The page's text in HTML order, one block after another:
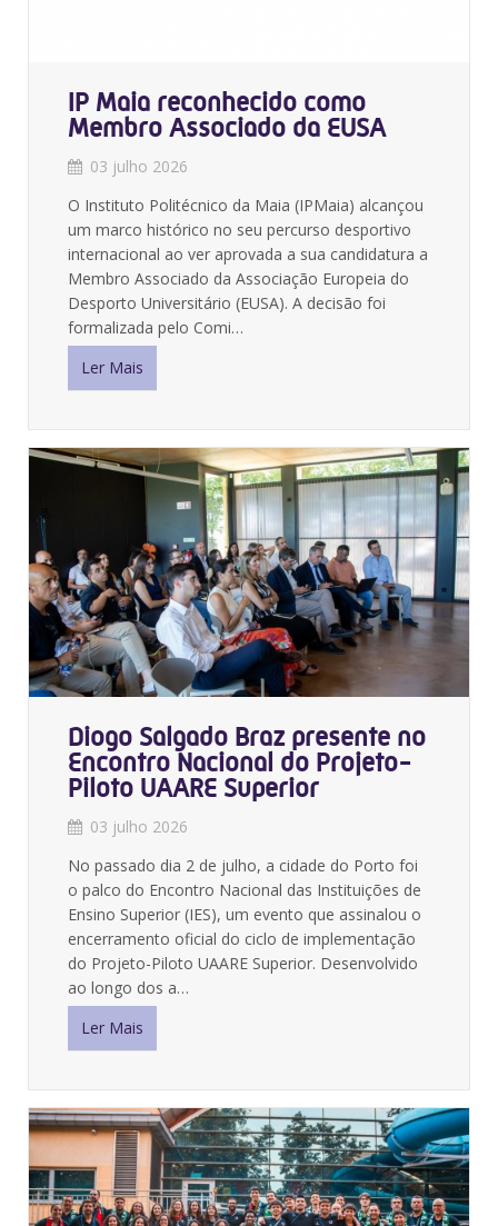
IP Maia reconhecido como
Membro Associado da EUSA
03 julho 2026
O Instituto Politécnico da Maia (IPMaia) alcançou
um marco histórico no seu percurso desportivo
internacional ao ver aprovada a sua candidatura a
Membro Associado da Associação Europeia do
Desporto Universitário (EUSA). A decisão foi
formalizada pelo Comi…
Ler Mais
Diogo Salgado Braz presente no
Encontro Nacional do Projeto-
Piloto UAARE Superior
03 julho 2026
No passado dia 2 de julho, a cidade do Porto foi
o palco do Encontro Nacional das Instituições de
Ensino Superior (IES), um evento que assinalou o
encerramento oficial do ciclo de implementação
do Projeto-Piloto UAARE Superior. Desenvolvido
ao longo dos a…
Ler Mais